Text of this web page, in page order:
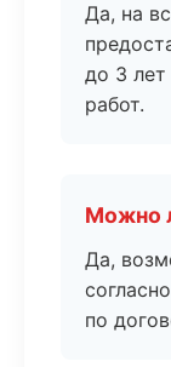
Да, на
до 3 лет
работ.
Можно
Да,
по